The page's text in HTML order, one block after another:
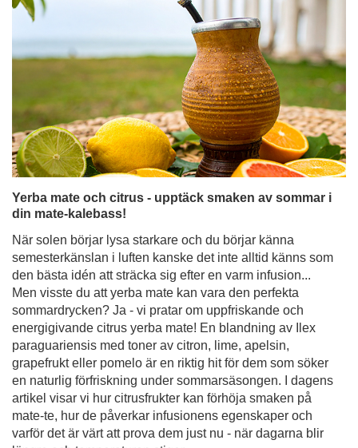
Yerba mate och citrus - upptäck smaken av sommar i
din mate-kalebass!
När solen börjar lysa starkare och du börjar känna
semesterkänslan i luften kanske det inte alltid känns som
den bästa idén att sträcka sig efter en varm infusion...
Men visste du att yerba mate kan vara den perfekta
sommardrycken? Ja - vi pratar om uppfriskande och
energigivande citrus yerba mate! En blandning av Ilex
paraguariensis med toner av citron, lime, apelsin,
grapefrukt eller pomelo är en riktig hit för dem som söker
en naturlig förfriskning under sommarsäsongen. I dagens
artikel visar vi hur citrusfrukter kan förhöja smaken på
mate-te, hur de påverkar infusionens egenskaper och
varför det är värt att prova dem just nu - när dagarna blir